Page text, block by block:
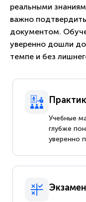
реальными
важно
документом.
уверенно дошли
темпе и без
Учебные
глубже
уверенно